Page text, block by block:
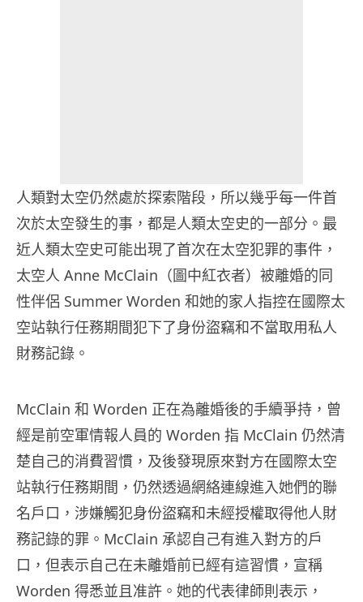
人類對太空仍然處於探索階段，所以幾乎每一件首
次於太空發生的事，都是人類太空史的一部分。最
近人類太空史可能出現了首次在太空犯罪的事件，
太空人 Anne McClain（圖中紅衣者）被離婚的同
性伴侶 Summer Worden 和她的家人指控在國際太
空站執行任務期間犯下了身份盜竊和不當取用私人
財務記錄。
McClain 和 Worden 正在為離婚後的手續爭持，曾
經是前空軍情報人員的 Worden 指 McClain 仍然清
楚自己的消費習慣，及後發現原來對方在國際太空
站執行任務期間，仍然透過網絡連線進入她們的聯
名戶口，涉嫌觸犯身份盜竊和未經授權取得他人財
務記錄的罪。McClain 承認自己有進入對方的戶
口，但表示自己在未離婚前已經有這習慣，宣稱
Worden 得悉並且准許。她的代表律師則表示，